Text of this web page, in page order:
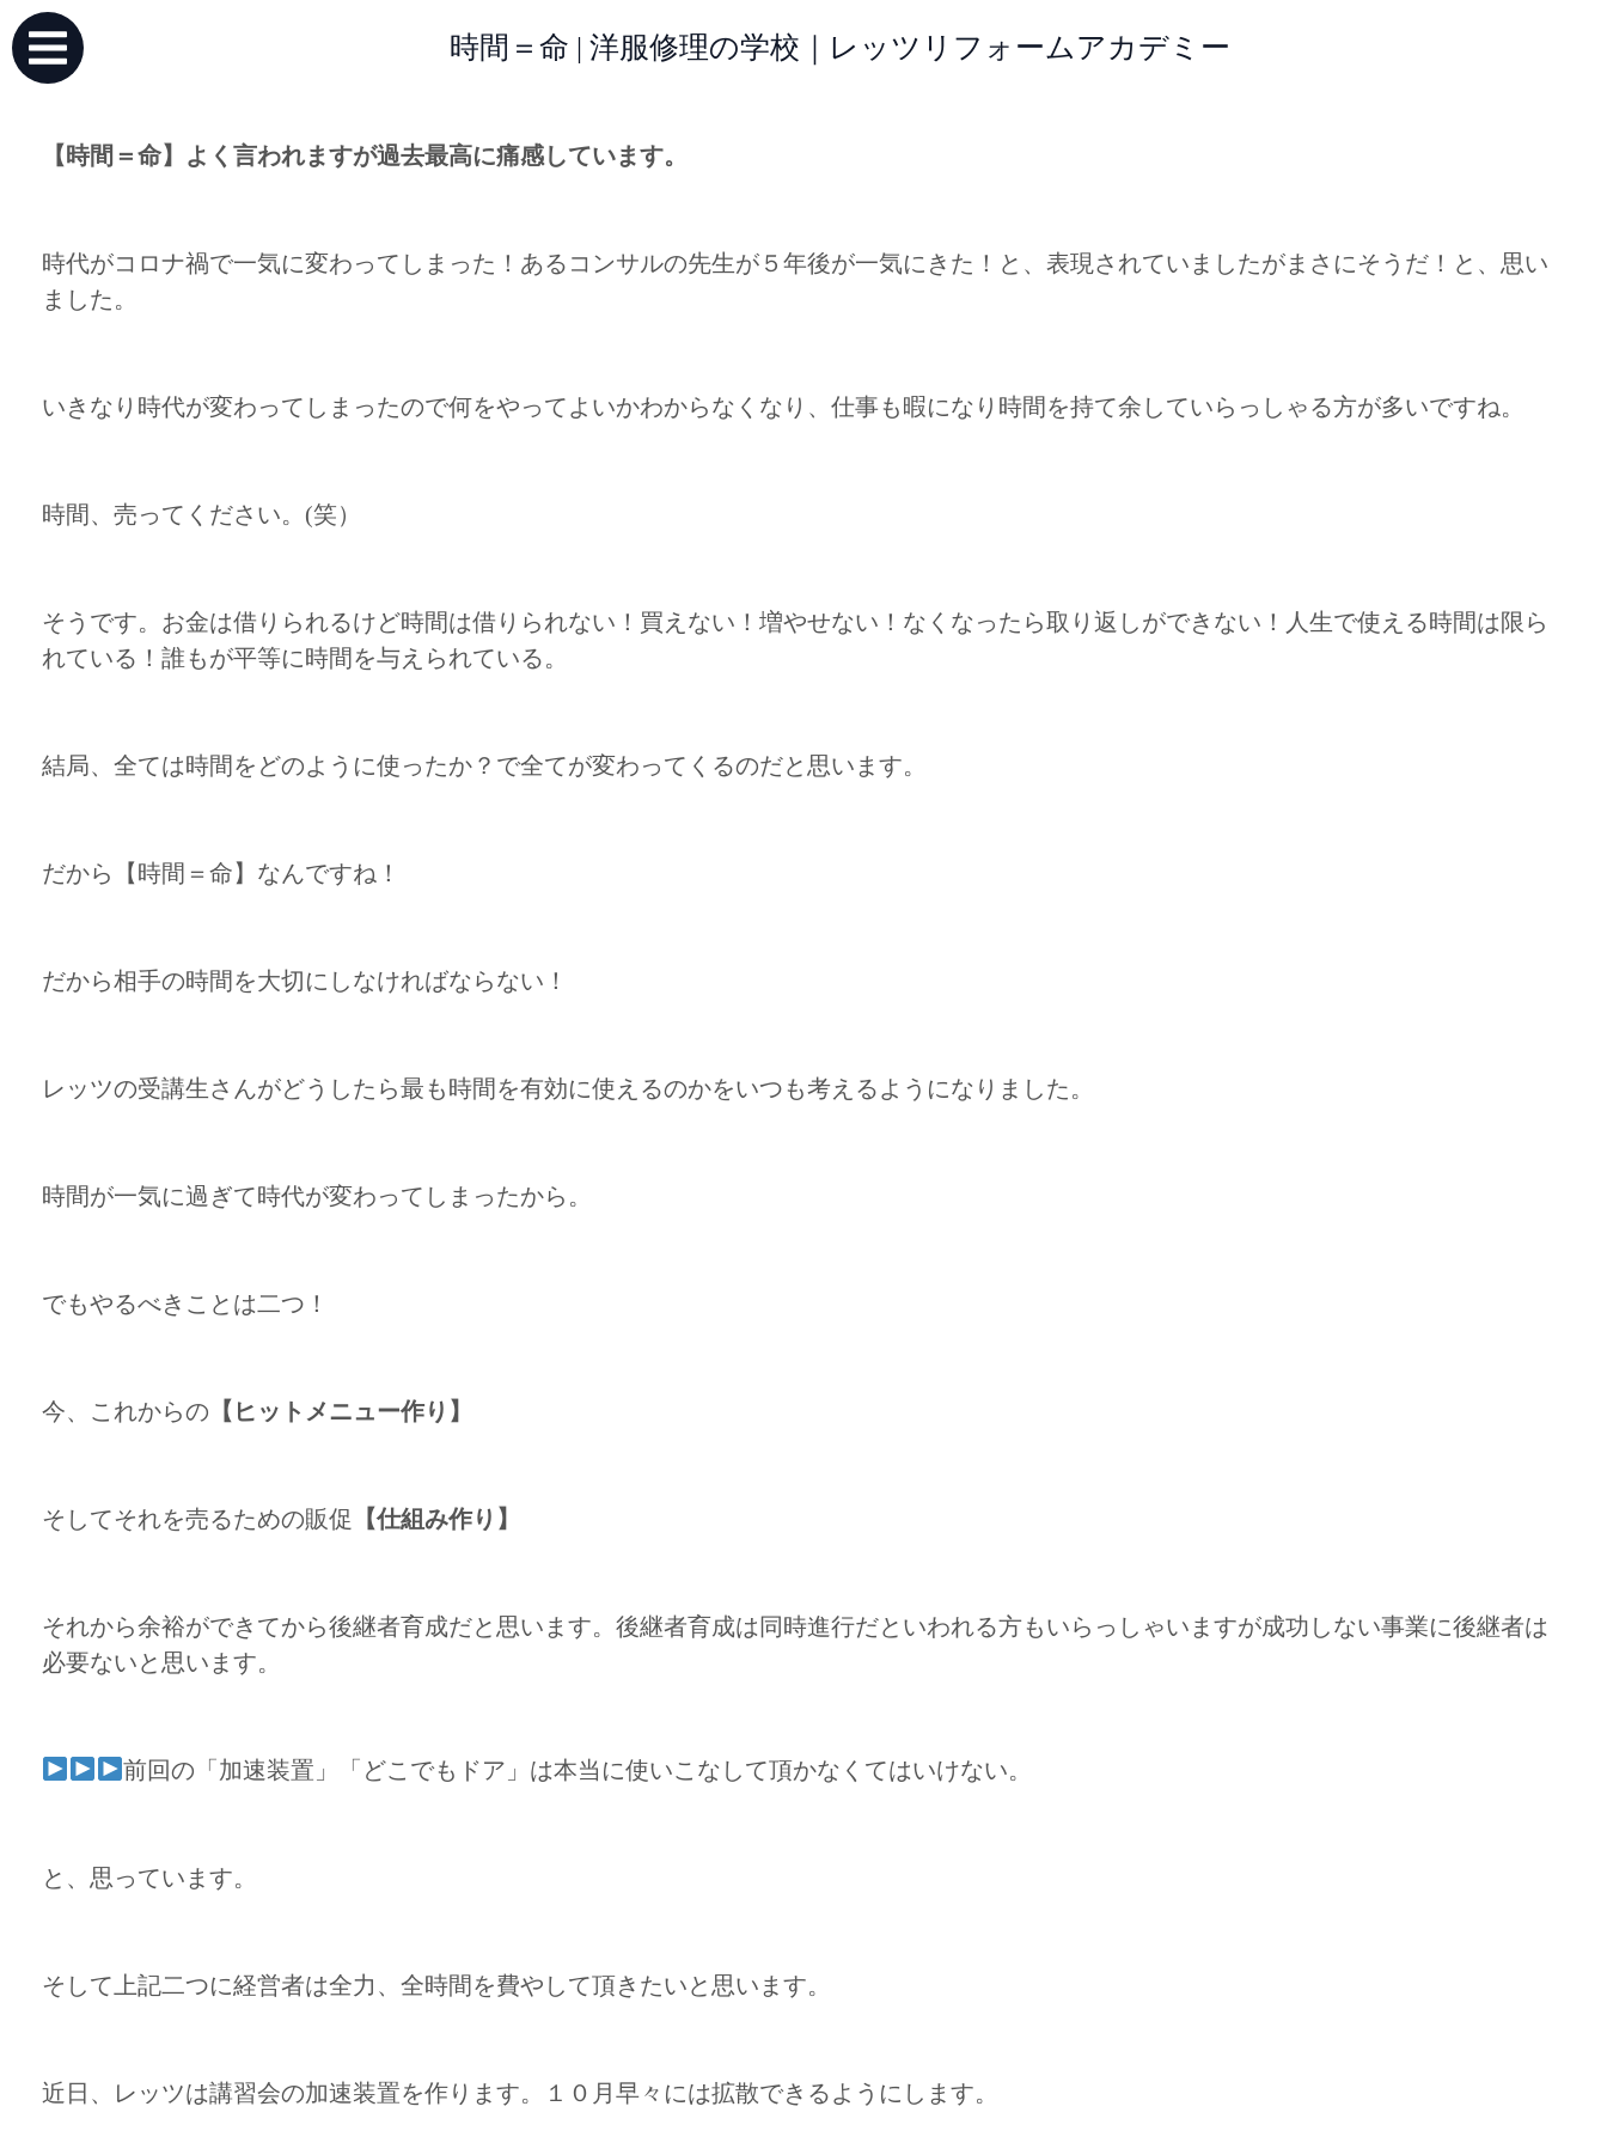
時間＝命 | 洋服修理の学校｜レッツリフォームアカデミー
【時間＝命】よく言われますが過去最高に痛感しています。
時代がコロナ禍で一気に変わってしまった！あるコンサルの先生が５年後が一気にきた！と、表現されていましたがまさにそうだ！と、思い
ました。
いきなり時代が変わってしまったので何をやってよいかわからなくなり、仕事も暇になり時間を持て余していらっしゃる方が多いですね。
時間、売ってください。(笑）
そうです。お金は借りられるけど時間は借りられない！買えない！増やせない！なくなったら取り返しができない！人生で使える時間は限ら
れている！誰もが平等に時間を与えられている。
結局、全ては時間をどのように使ったか？で全てが変わってくるのだと思います。
だから【時間＝命】なんですね！
だから相手の時間を大切にしなければならない！
レッツの受講生さんがどうしたら最も時間を有効に使えるのかをいつも考えるようになりました。
時間が一気に過ぎて時代が変わってしまったから。
でもやるべきことは二つ！
今、これからの 【ヒットメニュー作り】
そしてそれを売るための販促 【仕組み作り】
それから余裕ができてから後継者育成だと思います。後継者育成は同時進行だといわれる方もいらっしゃいますが成功しない事業に後継者は
必要ないと思います。
前回の「加速装置」「どこでもドア」は本当に使いこなして頂かなくてはいけない。
と、思っています。
そして上記二つに経営者は全力、全時間を費やして頂きたいと思います。
近日、レッツは講習会の加速装置を作ります。１０月早々には拡散できるようにします。